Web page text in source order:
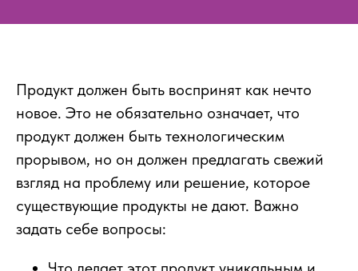
Продукт должен быть воспринят как нечто
новое. Это не обязательно означает, что
продукт должен быть технологическим
прорывом, но он должен предлагать свежий
взгляд на проблему или решение, которое
существующие продукты не дают. Важно
задать себе вопросы: